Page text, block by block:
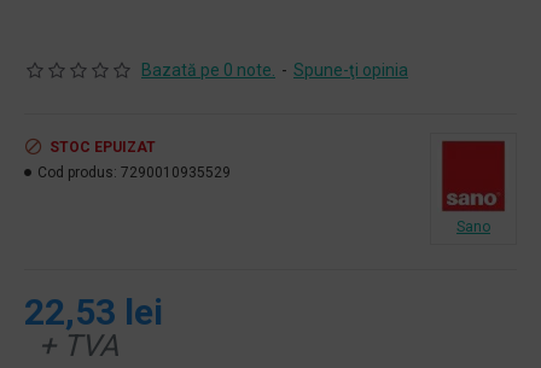
Bazată pe 0 note. - Spune-ţi opinia
22,53 lei
+ TVA
STOC EPUIZAT
Cod produs: 7290010935529
Sano